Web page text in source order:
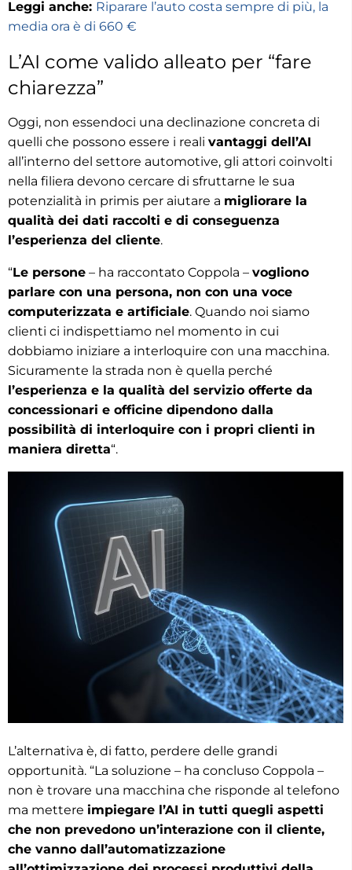
Leggi anche: Riparare l’auto costa sempre di più, la
media ora è di 660 €
L’AI come valido alleato per “fare
chiarezza”
Oggi, non essendoci una declinazione concreta di
quelli che possono essere i reali vantaggi dell’AI
all’interno del settore automotive, gli attori coinvolti
nella filiera devono cercare di sfruttarne le sua
potenzialità in primis per aiutare a migliorare la
qualità dei dati raccolti e di conseguenza
l’esperienza del cliente.
“Le persone – ha raccontato Coppola – vogliono
parlare con una persona, non con una voce
computerizzata e artificiale. Quando noi siamo
clienti ci indispettiamo nel momento in cui
dobbiamo iniziare a interloquire con una macchina.
Sicuramente la strada non è quella perché
l’esperienza e la qualità del servizio offerte da
concessionari e officine dipendono dalla
possibilità di interloquire con i propri clienti in
maniera diretta“.
L’alternativa è, di fatto, perdere delle grandi
opportunità. “La soluzione – ha concluso Coppola –
non è trovare una macchina che risponde al telefono
ma mettere impiegare l’AI in tutti quegli aspetti
che non prevedono un’interazione con il cliente,
che vanno dall’automatizzazione